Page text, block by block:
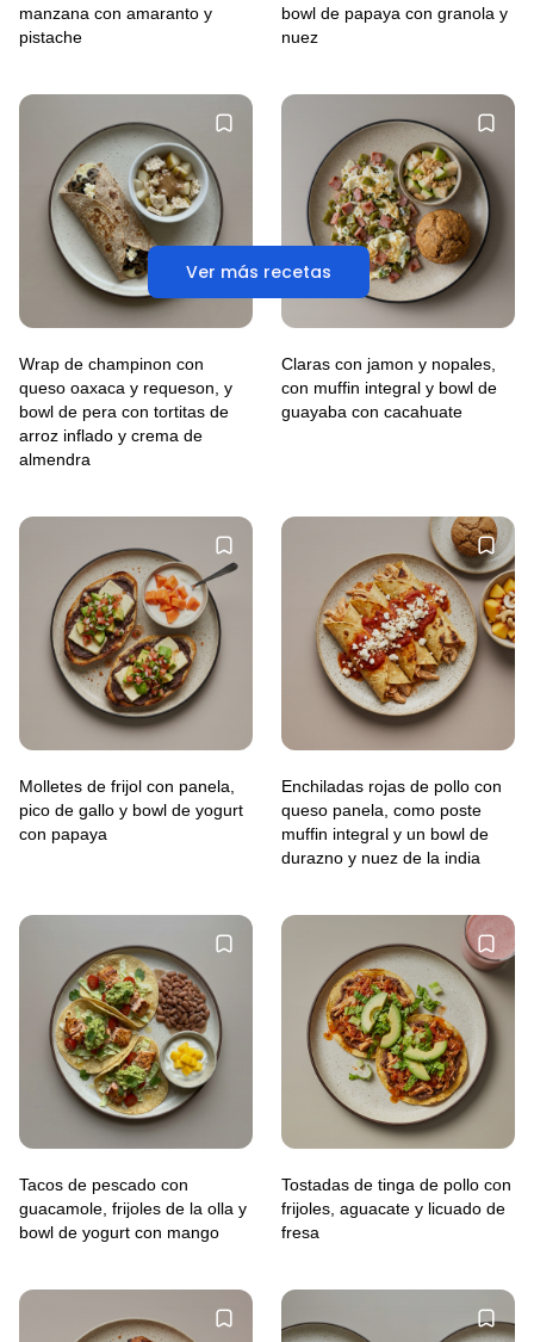
Ver más recetas
manzana con amaranto y
pistache
bowl de papaya con granola y
nuez
Wrap de champinon con
queso oaxaca y requeson, y
bowl de pera con tortitas de
arroz inflado y crema de
almendra
Claras con jamon y nopales,
con muffin integral y bowl de
guayaba con cacahuate
Molletes de frijol con panela,
pico de gallo y bowl de yogurt
con papaya
Enchiladas rojas de pollo con
queso panela, como poste
muffin integral y un bowl de
durazno y nuez de la india
Tacos de pescado con
guacamole, frijoles de la olla y
bowl de yogurt con mango
Tostadas de tinga de pollo con
frijoles, aguacate y licuado de
fresa